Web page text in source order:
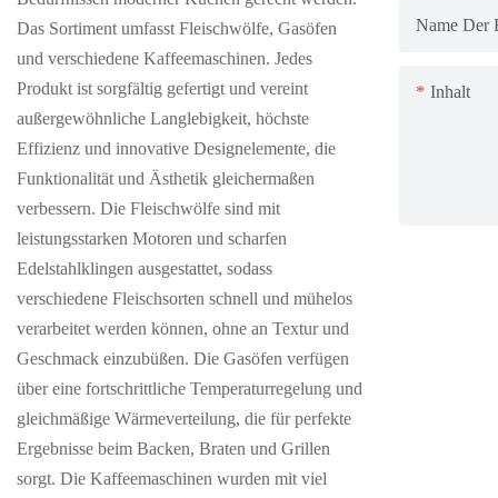
Das Sortiment umfasst Fleischwölfe, Gasöfen
und verschiedene Kaffeemaschinen. Jedes
Produkt ist sorgfältig gefertigt und vereint
außergewöhnliche Langlebigkeit, höchste
Effizienz und innovative Designelemente, die
Funktionalität und Ästhetik gleichermaßen
verbessern. Die Fleischwölfe sind mit
leistungsstarken Motoren und scharfen
Edelstahlklingen ausgestattet, sodass
verschiedene Fleischsorten schnell und mühelos
verarbeitet werden können, ohne an Textur und
Geschmack einzubüßen. Die Gasöfen verfügen
über eine fortschrittliche Temperaturregelung und
gleichmäßige Wärmeverteilung, die für perfekte
Ergebnisse beim Backen, Braten und Grillen
sorgt. Die Kaffeemaschinen wurden mit viel
Name Der
Inhalt